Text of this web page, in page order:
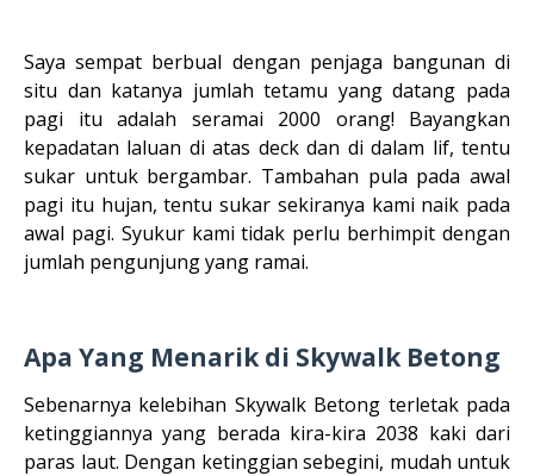
Saya sempat berbual dengan penjaga bangunan di
situ dan katanya jumlah tetamu yang datang pada
pagi itu adalah seramai 2000 orang! Bayangkan
kepadatan laluan di atas deck dan di dalam lif, tentu
sukar untuk bergambar. Tambahan pula pada awal
pagi itu hujan, tentu sukar sekiranya kami naik pada
awal pagi. Syukur kami tidak perlu berhimpit dengan
jumlah pengunjung yang ramai.
Apa Yang Menarik di Skywalk Betong
Sebenarnya kelebihan Skywalk Betong terletak pada
ketinggiannya yang berada kira-kira 2038 kaki dari
paras laut. Dengan ketinggian sebegini, mudah untuk